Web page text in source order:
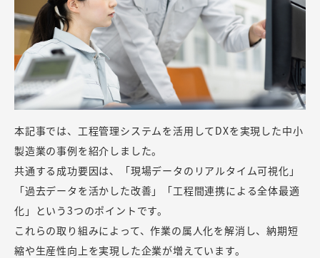
本記事では、工程管理システムを活用してDXを実現した中小
製造業の事例を紹介しました。
共通する成功要因は、「現場データのリアルタイム可視化」
「過去データを活かした改善」「工程間連携による全体最適
化」という3つのポイントです。
これらの取り組みによって、作業の属人化を解消し、納期短
縮や生産性向上を実現した企業が増えています。